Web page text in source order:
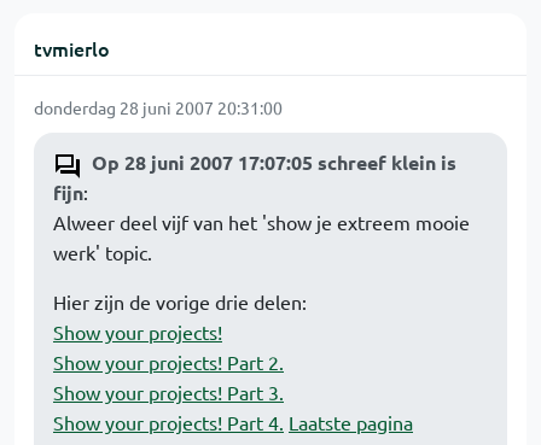
tvmierlo
donderdag 28 juni 2007 20:31:00
Op 28 juni 2007 17:07:05 schreef klein is
fijn:
Alweer deel vijf van het 'show je extreem mooie
werk' topic.
Hier zijn de vorige drie delen:
Show your projects!
Show your projects! Part 2.
Show your projects! Part 3.
Show your projects! Part 4. Laatste pagina